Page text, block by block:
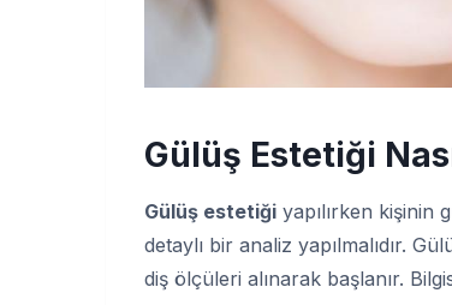
Gülüş Estetiği
Gülüş estetiği yapılırken kişinin
detaylı bir analiz yapılmalıdır.
diş ölçüleri alınarak başlanır.